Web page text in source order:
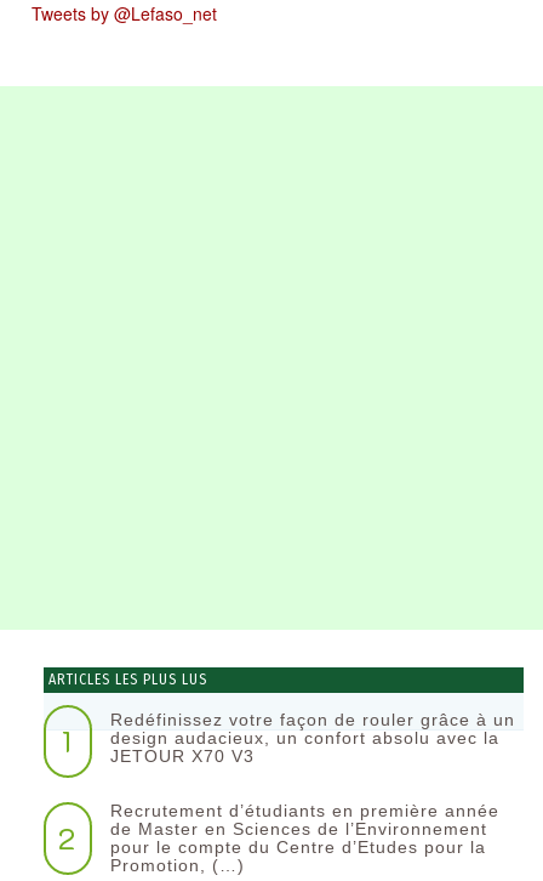
Tweets by @Lefaso_net
ARTICLES LES PLUS LUS
1
Redéfinissez votre façon de rouler grâce à un
design audacieux, un confort absolu avec la
JETOUR X70 V3
2
Recrutement d’étudiants en première année
de Master en Sciences de l’Environnement
pour le compte du Centre d’Etudes pour la
Promotion, (…)